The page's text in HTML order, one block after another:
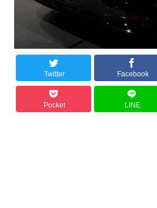
Twitter Facebook
Pocket LINE